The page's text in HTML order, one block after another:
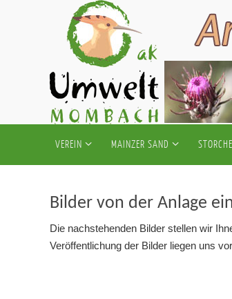
springen
VEREIN MAINZER SAND
Bilder von der Anlage
Die nachstehenden Bilder stellen wir
Veröffentlichung der Bilder liegen uns